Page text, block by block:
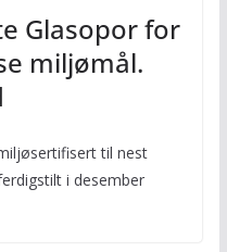
Glasopor for
miljømål.
til nest
i desember